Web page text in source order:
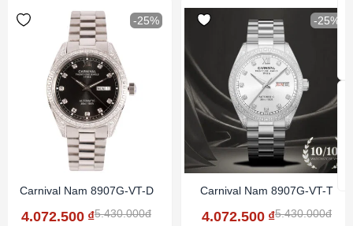
-25%
Carnival Nam 8907G-VT-D
4.072.500 ₫5.430.000đ
-25%
Carnival Nam 8907G-VT-T
4.072.500 ₫5.430.000đ